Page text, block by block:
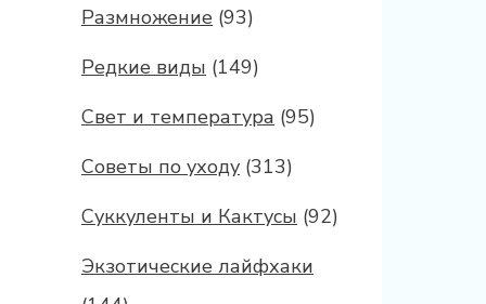
Размножение (93)
Редкие виды (149)
Свет и температура (95)
Советы по уходу (313)
Суккуленты и Кактусы (92)
Экзотические лайфхаки